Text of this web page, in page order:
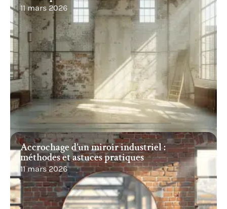
11 mars 2026
Accrochage d’un miroir industriel :
méthodes et astuces pratiques
11 mars 2026